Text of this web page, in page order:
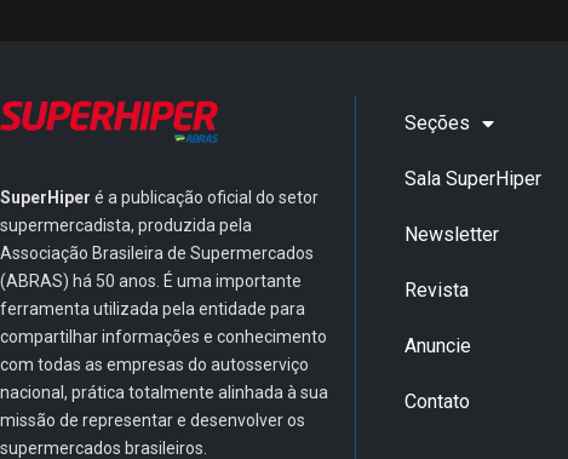
SuperHiper é a publicação oficial do setor
supermercadista, produzida pela
Associação Brasileira de Supermercados
(ABRAS) há 50 anos. É uma importante
ferramenta utilizada pela entidade para
compartilhar informações e conhecimento
com todas as empresas do autosserviço
nacional, prática totalmente alinhada à sua
missão de representar e desenvolver os
supermercados brasileiros.
Seções
Sala SuperHiper
Newsletter
Revista
Anuncie
Contato